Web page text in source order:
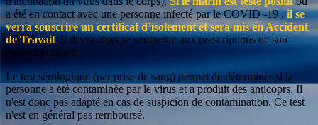
a été en contact avec une personne infecté par le COVID -19 ,il se
verra souscrire un certificat d’isolement et sera mis en Accident
de Travail.Il devra alors se soumettre aux prescriptions de son
médecin traitant
Le test sérologique (par prise de sang) permet de déterminer si la
personne a été contaminée par le virus et a produit des anticoprs. Il
n'est donc pas adapté en cas de suspicion de contamination. Ce test
n'est en général pas remboursé.